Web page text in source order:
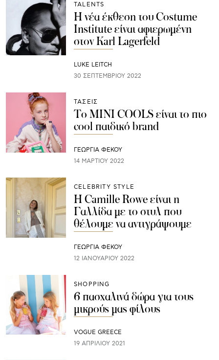
TALENTS
Η νέα έκθεση του Costume
Institute είναι αφιερωμένη
στον Karl Lagerfeld
LUKE LEITCH
30 ΣΕΠΤΕΜΒΡΊΟΥ 2022
ΤΑΣΕΙΣ
Το ΜINI COOLS είναι το πιο
cool παιδικό brand
ΓΕΩΡΓΙΑ ΦΕΚΟΥ
14 ΜΑΡΤΊΟΥ 2022
CELEBRITY STYLE
H Camille Rowe είναι η
Γαλλίδα με το στυλ που
θέλουμε να αντιγράψουμε
ΓΕΩΡΓΙΑ ΦΕΚΟΥ
12 ΙΑΝΟΥΑΡΊΟΥ 2022
SHOPPING
6 πασχαλινά δώρα για τους
μικρούς μας φίλους
VOGUE GREECE
19 ΑΠΡΙΛΊΟΥ 2021